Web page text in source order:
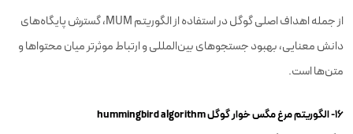
از جمله اهداف اصلی گوگل در استفاده از الگوریتم MUM، گسترش پایگاه‌های
دانش معنایی، بهبود جستجوهای بین‌المللی و ارتباط موثرتر میان محتواها و
متن‌ها است.
۱۶- الگوریتم مرغ مگس خوار گوگل hummingbird algorithm